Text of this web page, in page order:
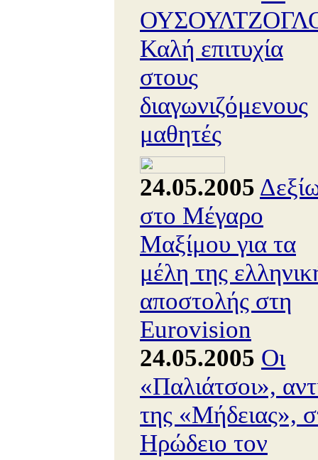
Καλή επιτυχία
στους
διαγωνιζόμενους
μαθητές
24.05.2005
στο Μέγαρο
Μαξίμου για τα
μέλη της
αποστολής στη
Eurovision
24.05.2005 Οι
«Παλιάτσοι»,
της «Μήδειας»,
Ηρώδειο τον